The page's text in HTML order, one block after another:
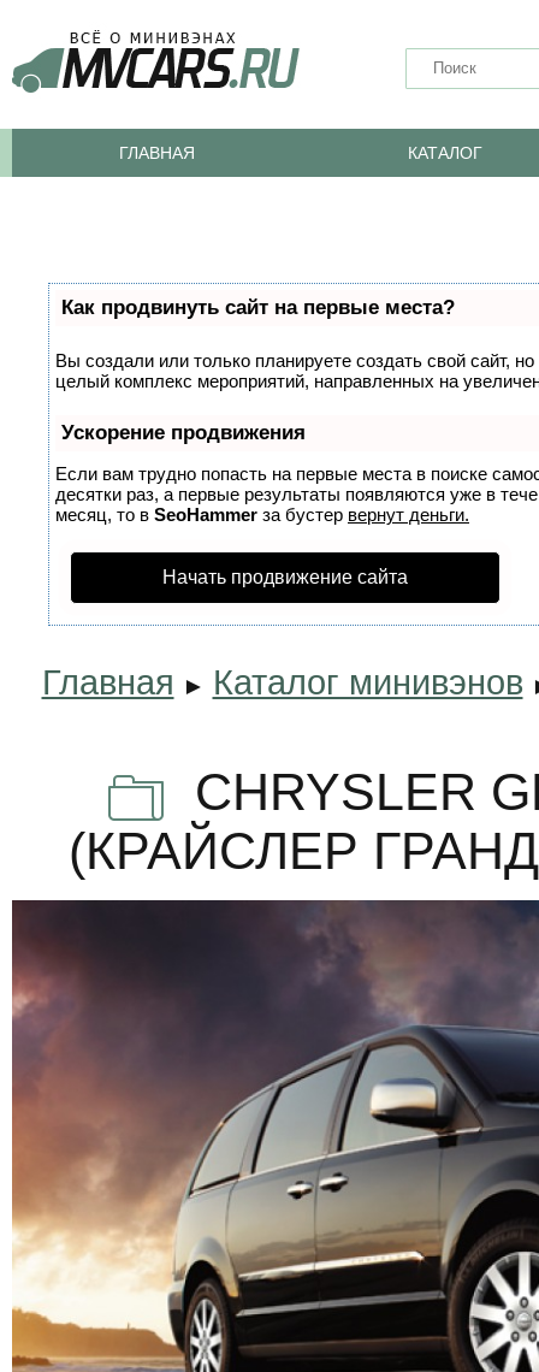
ГЛАВНАЯ КАТАЛОГ
Как продвинуть сайт на первые места?
Вы создали или только планируете создать свой сайт,
целый комплекс мероприятий, направленных на
Ускорение продвижения
Если вам трудно попасть на первые места в поиске
десятки раз, а первые результаты появляются уже в
месяц, то в SeoHammer за бустер вернут деньги.
Начать продвижение сайта
Главная ► Каталог минивэнов
CHRYSLER
(КРАЙСЛЕР